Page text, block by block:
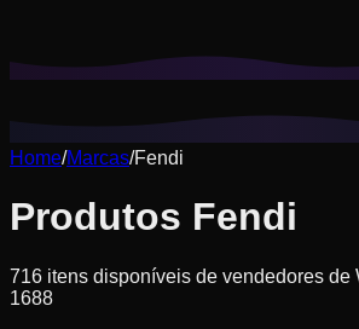
Home/Marcas/Fendi
Produtos Fendi
716 itens disponíveis de vendedores de
1688